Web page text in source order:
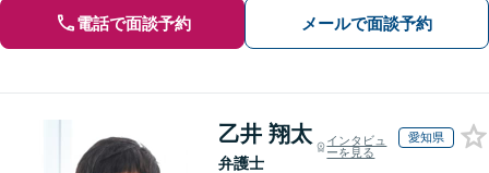
電話で面談予約 メールで面談予約
乙井 翔太
弁護士
インタビュ
ーを見る
愛知県